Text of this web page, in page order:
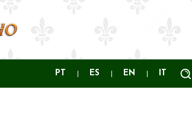
PT ES EN IT